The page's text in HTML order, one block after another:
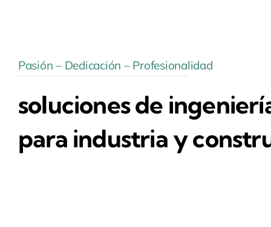
Pasión – Dedicación – Profesionalidad
soluciones de
para industria y